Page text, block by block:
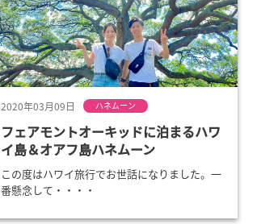
2020年03月09日 ハネムーン
フェアモントオーキッドに泊まるハワ
イ島＆オアフ島ハネムーン
この度はハワイ旅行でお世話になりました。一
番懸念して・・・・